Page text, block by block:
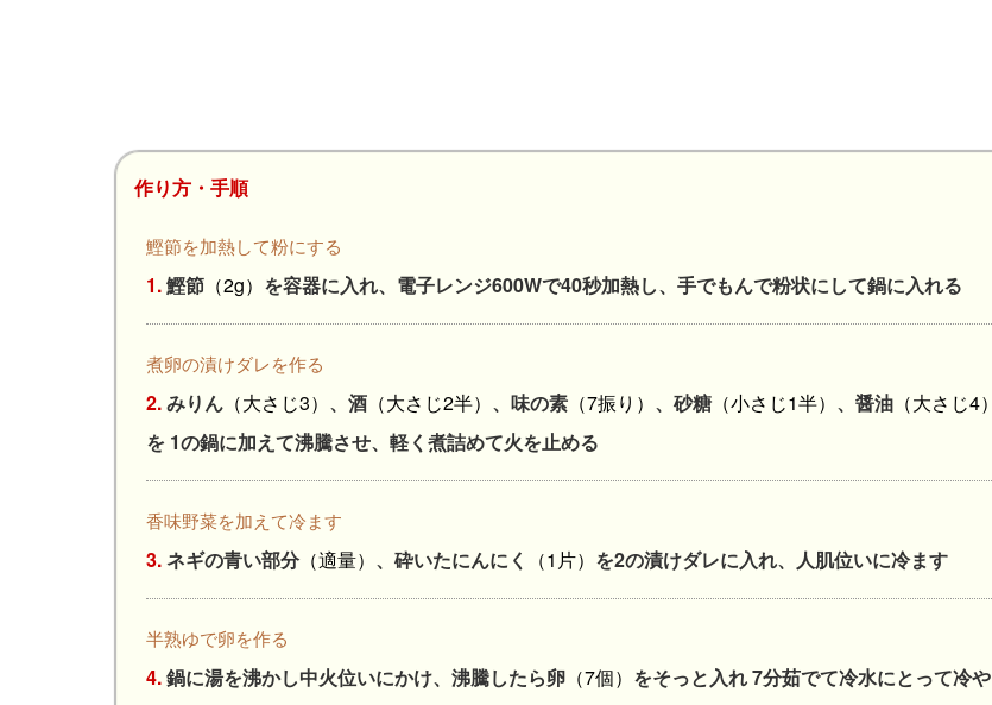
作り方・手順
鰹節を加熱して粉にする
1.鰹節（2g） を容器に入れ、電子レンジ600Wで40秒加熱し、手でもんで粉状にして鍋に入れる
煮卵の漬けダレを作る
2.みりん（大さじ3） 、酒（大さじ2半） 、味の素（7振り） 、砂糖（小さじ1半） 、醤油（大さじ4）
を 1の鍋に加えて沸騰させ、軽く煮詰めて火を止める
香味野菜を加えて冷ます
3.ネギの青い部分（適量） 、砕いたにんにく （1片） を2の漬けダレに入れ、人肌位いに冷ます
半熟ゆで卵を作る
4.鍋に湯を沸かし中火位いにかけ、沸騰したら卵（7個） をそっと入れ 7分茹でて冷水にとって冷や